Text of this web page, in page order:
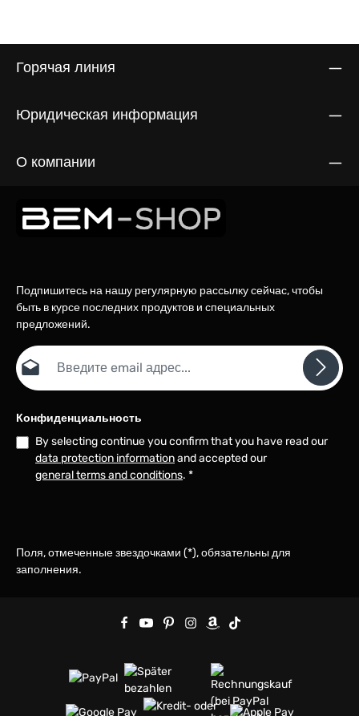
Горячая линия
Юридическая информация
О компании
Подпишитесь на нашу регулярную рассылку сейчас, чтобы
быть в курсе последних продуктов и специальных
предложений.
Email адрес*
Конфиденциальность
By selecting continue you confirm that you have read our
data protection informationand accepted our
general terms and conditions. *
Поля, отмеченные звездочками (*), обязательны для
заполнения.